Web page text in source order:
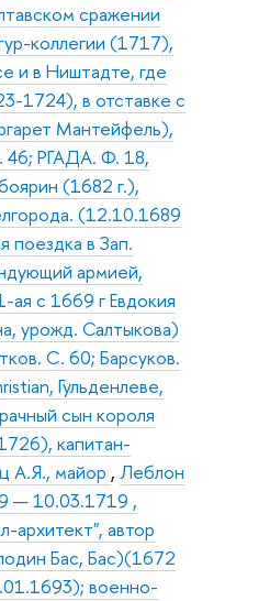
сражении
коллегии (1717),
и в Ништадте, где
1724), в отставке с
Мантейфель),
46; РГАДА. Ф. 18,
(1682 г.),
(12.10.1689
в Зап.
армией,
с 1669 г Евдокия
урожд. Салтыкова)
С. 60; Барсуков.
Гульденлеве,
сын короля
капитан-
А.Я., майор ,Леблон
— 10.03.1719 ,
архитект", автор
Бас, Бас)(1672
военно-